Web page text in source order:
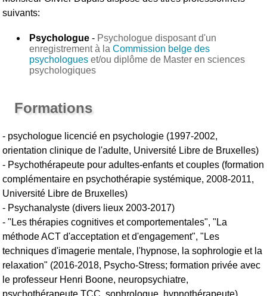
suivants:
Psychologue - Psychologue disposant d'un
enregistrement à laCommission belge des
psychologues et/ou diplôme de Master en sciences
psychologiques
Formations
- psychologue licencié en psychologie (1997-2002,
orientation clinique de l'adulte, Université Libre de Bruxelles)
- Psychothérapeute pour adultes-enfants et couples (formation
complémentaire en psychothérapie systémique, 2008-2011,
Université Libre de Bruxelles)
- Psychanalyste (divers lieux 2003-2017)
- "Les thérapies cognitives et comportementales", "La
méthode ACT d'acceptation et d'engagement", "Les
techniques d'imagerie mentale, l'hypnose, la sophrologie et la
relaxation" (2016-2018, Psycho-Stress; formation privée avec
le professeur Henri Boone, neuropsychiatre,